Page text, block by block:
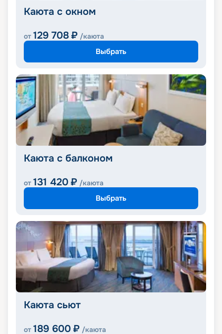
Каюта с окном
от 129 708 ₽ /каюта
Выбрать
Каюта с балконом
от 131 420 ₽ /каюта
Выбрать
Каюта сьют
от 189 600 ₽ /каюта